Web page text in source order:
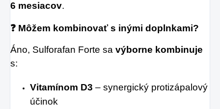
6 mesiacov.
❓ Môžem kombinovať s inými doplnkami?
Áno, Sulforafan Forte sa výborne kombinuje
s:
Vitamínom D3 – synergický protizápalový
účinok